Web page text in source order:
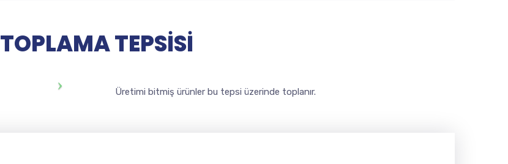
TOPLAMA TEPSİSİ
Üretimi bitmiş ürünler bu tepsi üzerinde toplanır.